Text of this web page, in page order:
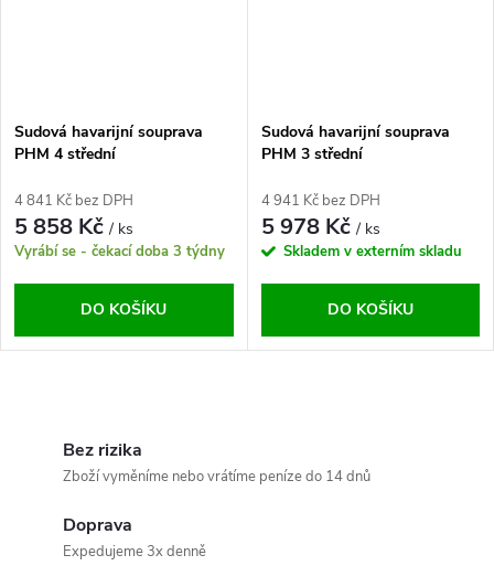
Sudová havarijní souprava
PHM 4 střední
4 841 Kč bez DPH
5 858 Kč/ ks
Vyrábí se - čekací doba 3 týdny
DO KOŠÍKU
Sudová havarijní souprava
PHM 3 střední
4 941 Kč bez DPH
5 978 Kč/ ks
Skladem v externím skladu
DO KOŠÍKU
Bez rizika
Zboží vyměníme nebo vrátíme peníze do 14 dnů
Doprava
Expedujeme 3x denně